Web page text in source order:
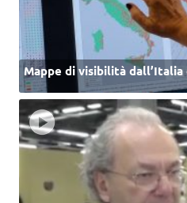
Mappe di visibilità